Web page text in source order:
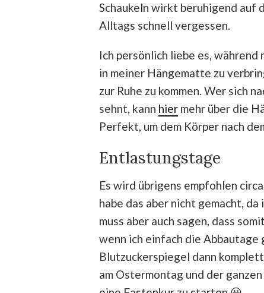
Schaukeln wirkt beruhigend auf
Alltags schnell vergessen.
Ich persönlich liebe es,
in meiner Hängematte zu
zur Ruhe zu kommen. Wer sich
sehnt, kann hier mehr über die
Perfekt, um dem Körper nach
Entlastungstage
Es wird übrigens empfohlen
habe das aber nicht gemacht,
muss aber auch sagen, dass
wenn ich einfach die
Blutzuckerspiegel dann
am Ostermontag und der